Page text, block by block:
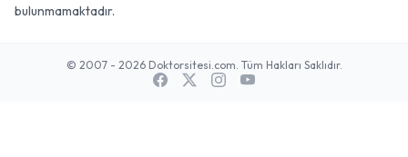
bulunmamaktadır.
© 2007 - 2026 Doktorsitesi.com. Tüm Hakları Saklıdır.